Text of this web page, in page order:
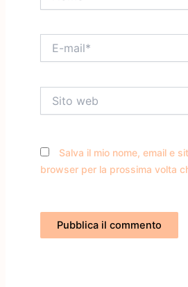
mail*
web
Salva il mio nome, email e
browser per la prossima volta